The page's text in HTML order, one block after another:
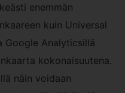
enemmän
kuin Universal
Google Analyticsillä
kokonaisuutena.
näin voidaan